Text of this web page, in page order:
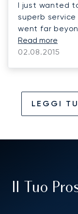
I just wanted
superb
went far
appreciate it.
and so am I...
Read more
02.08.2015
LEGGI
Il Tuo